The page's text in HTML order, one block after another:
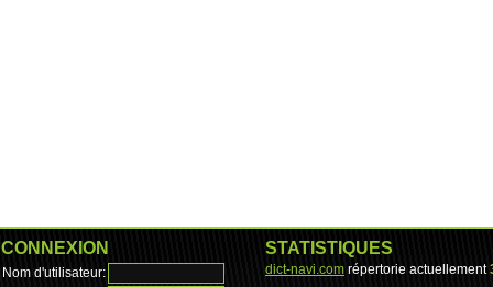
CONNEXION
Nom d'utilisateur:
STATISTIQUES
dict-navi.com répertorie actuellement